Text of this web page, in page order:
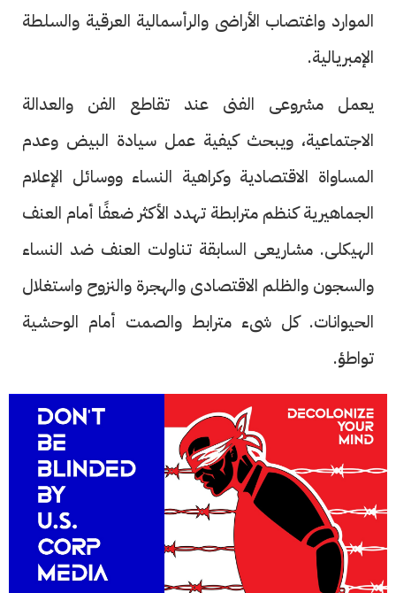
الموارد واغتصاب الأراضى والرأسمالية العرقية والسلطة
الإمبريالية.
يعمل مشروعى الفنى عند تقاطع الفن والعدالة
الاجتماعية، ويبحث كيفية عمل سيادة البيض وعدم
المساواة الاقتصادية وكراهية النساء ووسائل الإعلام
الجماهيرية كنظم مترابطة تهدد الأكثر ضعفًا أمام العنف
الهيكلى. مشاريعى السابقة تناولت العنف ضد النساء
والسجون والظلم الاقتصادى والهجرة والنزوح واستغلال
الحيوانات. كل شىء مترابط والصمت أمام الوحشية
تواطؤ.